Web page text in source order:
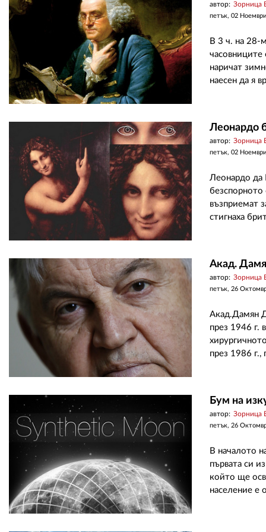
автор: Зорница
петък, 02
В 3 ч. на 28-
часовниците
наричат
наесен да я
Леонардо
автор: Зорница
петък, 02
Леонардо да
безспорното
възприемат
стигнаха
Акад.
автор: Зорница
петък, 26
Акад.Дамян
през 1946 г.
през 1986
Бум на
автор: Зорница
петък, 26
В началото
първата си
който ще
население е